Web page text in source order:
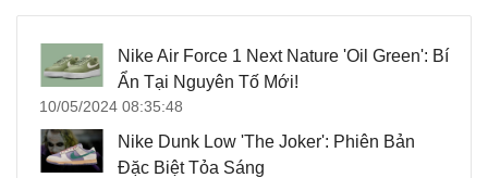
Nike Air Force 1 Next Nature 'Oil Green': Bí
Ẩn Tại Nguyên Tố Mới!
10/05/2024 08:35:48
Nike Dunk Low 'The Joker': Phiên Bản
Đặc Biệt Tỏa Sáng